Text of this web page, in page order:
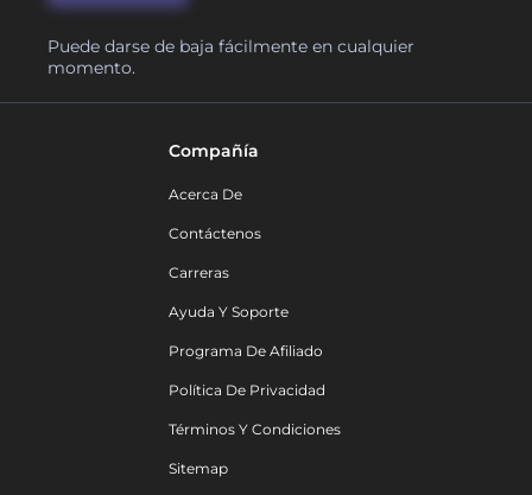
Puede darse de baja fácilmente en cualquier
momento.
Compañía
Acerca De
Contáctenos
Carreras
Ayuda Y Soporte
Programa De Afiliado
Política De Privacidad
Términos Y Condiciones
Sitemap